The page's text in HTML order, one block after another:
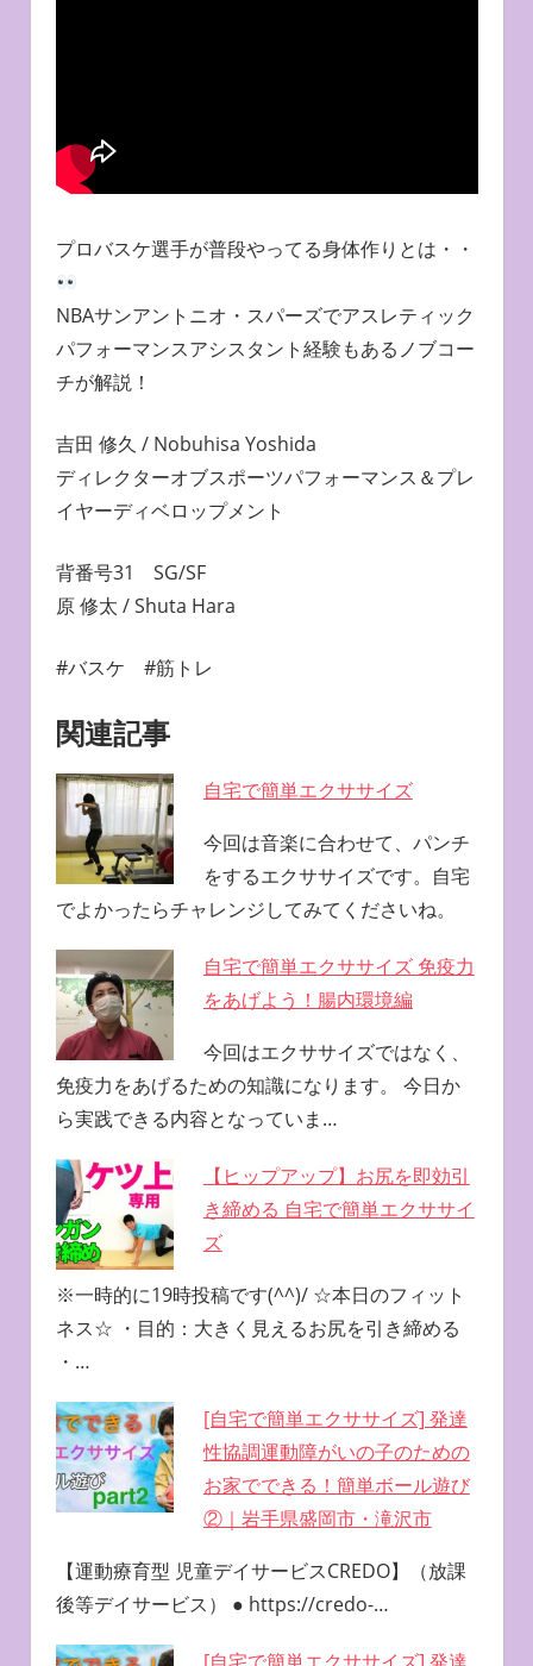
プロバスケ選手が普段やってる身体作りとは・・
NBAサンアントニオ・スパーズでアスレティック
パフォーマンスアシスタント経験もあるノブコー
チが解説！
吉田 修久 / Nobuhisa Yoshida
ディレクターオブスポーツパフォーマンス＆プレ
イヤーディベロップメント
背番号31 SG/SF
原 修太 / Shuta Hara
#バスケ #筋トレ
関連記事
自宅で簡単エクササイズ
今回は音楽に合わせて、パンチ
をするエクササイズです。自宅
でよかったらチャレンジしてみてくださいね。
自宅で簡単エクササイズ 免疫力
をあげよう！腸内環境編
今回はエクササイズではなく、
免疫力をあげるための知識になります。 今日か
ら実践できる内容となっていま…
【ヒップアップ】お尻を即効引
き締める 自宅で簡単エクササイ
ズ
※一時的に19時投稿です(^^)/ ☆本日のフィット
ネス☆ ・目的：大きく見えるお尻を引き締める
・…
[自宅で簡単エクササイズ] 発達
性協調運動障がいの子のための
お家でできる！簡単ボール遊び
②｜岩手県盛岡市・滝沢市
【運動療育型 児童デイサービスCREDO】（放課
後等デイサービス） ● https://credo-…